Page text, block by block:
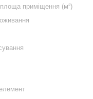
приміщення (м²)